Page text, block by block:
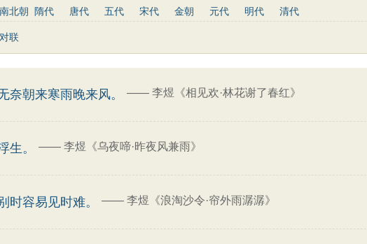
岳飞 朱熹 岑参 姜夔 孟郊 韦庄 元稹 曾巩 苏辙
曾国藩 韦应物 刘长卿 司马光 晏几道 司马迁 元好问 曹雪芹
张九龄 骆宾王 关汉卿 马致远 朱敦儒 顾炎武
南北朝 隋代 唐代 五代 宋代 金朝 元代 明代 清代
对联
奈朝来寒雨晚来风。 —— 李煜《相见欢·林花谢了春红》
生。 —— 李煜《乌夜啼·昨夜风兼雨》
时容易见时难。 —— 李煜《浪淘沙令·帘外雨潺潺》